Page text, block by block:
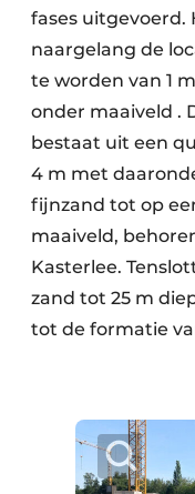
fases
naargelang de
te worden van 1
onder maaiveld .
bestaat uit een
4 m met
fijnzand tot op
maaiveld,
Kasterlee.
zand tot 25 m
tot de formatie